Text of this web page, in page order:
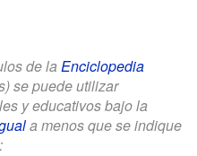
de la Enciclopedia
se puede utilizar
y educativos bajo la
a menos que se indique